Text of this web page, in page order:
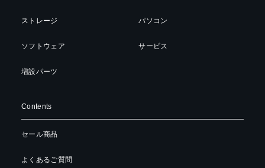
ストレージ
ソフトウェア
増設パーツ
パソコン
サービス
Contents
セール商品
よくあるご質問